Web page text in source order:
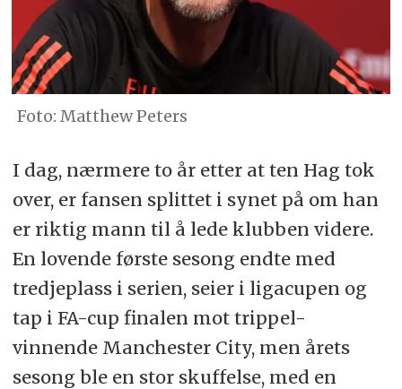
Matthew Peters
I dag, nærmere to år etter at ten Hag tok
over, er fansen splittet i synet på om han
er riktig mann til å lede klubben videre.
En lovende første sesong endte med
tredjeplass i serien, seier i ligacupen og
tap i FA-cup finalen mot trippel-
vinnende Manchester City, men årets
sesong ble en stor skuffelse, med en